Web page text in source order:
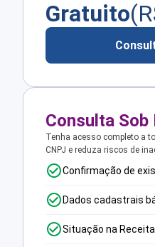
Gratuito
Consulta Sob
Tenha acesso completo a
CNPJ e reduza riscos de
Confirmação de
Dados cadastrais
Situação na Receita